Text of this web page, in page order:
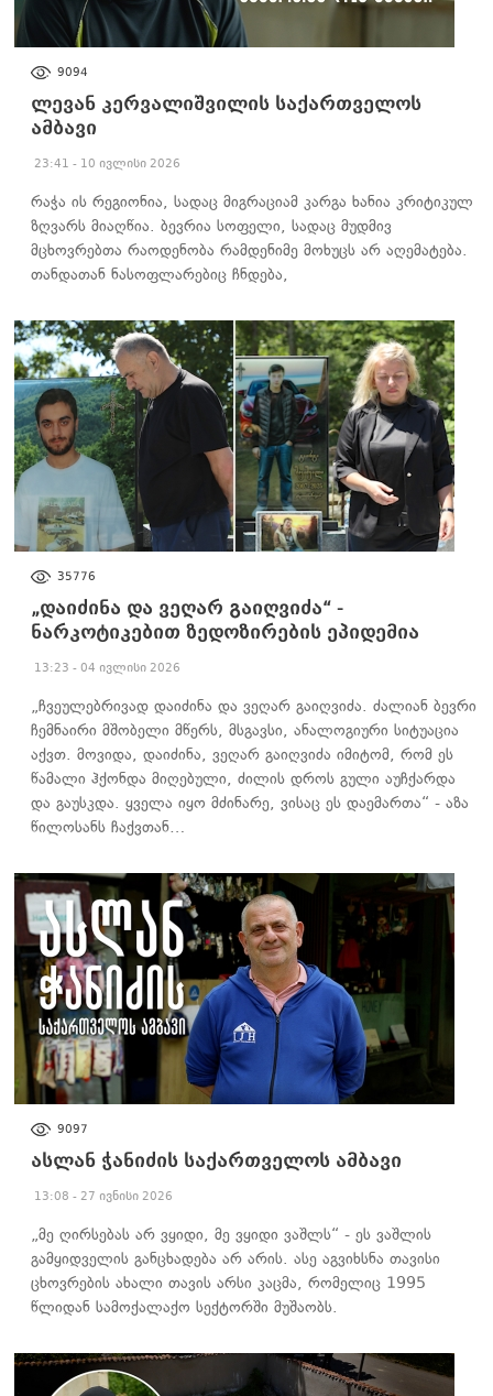
9094
ლევან კერვალიშვილის საქართველოს
ამბავი
23:41 - 10 ივლისი 2026
რაჭა ის რეგიონია, სადაც მიგრაციამ კარგა ხანია კრიტიკულ
ზღვარს მიაღწია. ბევრია სოფელი, სადაც მუდმივ
მცხოვრებთა რაოდენობა რამდენიმე მოხუცს არ აღემატება.
თანდათან ნასოფლარებიც ჩნდება,
35776
„დაიძინა და ვეღარ გაიღვიძა“ -
ნარკოტიკებით ზედოზირების ეპიდემია
13:23 - 04 ივლისი 2026
„ჩვეულებრივად დაიძინა და ვეღარ გაიღვიძა. ძალიან ბევრი
ჩემნაირი მშობელი მწერს, მსგავსი, ანალოგიური სიტუაცია
აქვთ. მოვიდა, დაიძინა, ვეღარ გაიღვიძა იმიტომ, რომ ეს
წამალი ჰქონდა მიღებული, ძილის დროს გული აუჩქარდა
და გაუსკდა. ყველა იყო მძინარე, ვისაც ეს დაემართა“ - აზა
წილოსანს ჩაქვთან…
9097
ასლან ჭანიძის საქართველოს ამბავი
13:08 - 27 ივნისი 2026
„მე ღირსებას არ ვყიდი, მე ვყიდი ვაშლს“ - ეს ვაშლის
გამყიდველის განცხადება არ არის. ასე აგვიხსნა თავისი
ცხოვრების ახალი თავის არსი კაცმა, რომელიც 1995
წლიდან სამოქალაქო სექტორში მუშაობს.